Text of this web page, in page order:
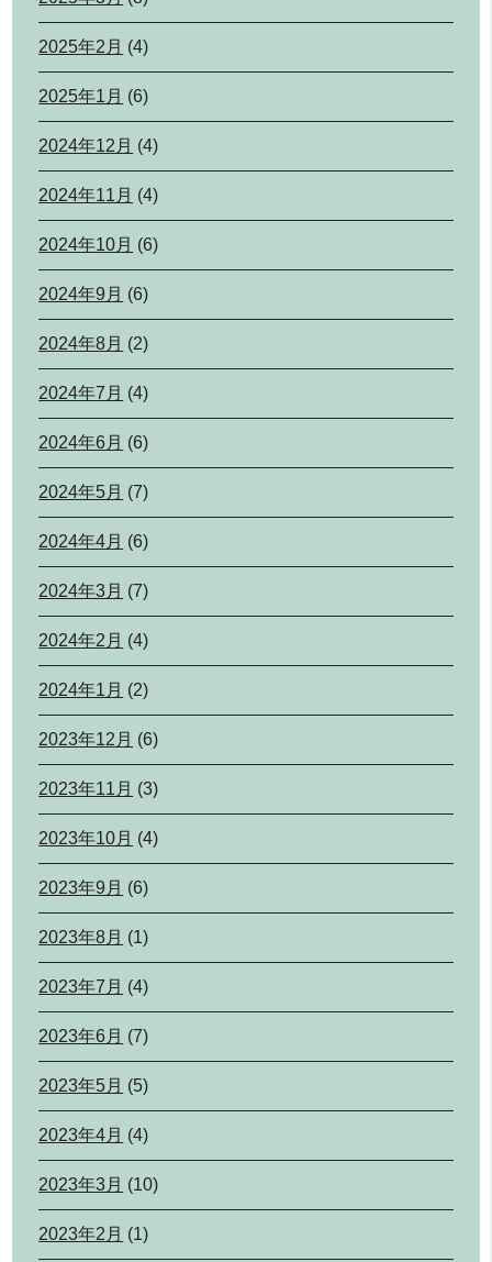
2025年2月 (4)
2025年1月 (6)
2024年12月 (4)
2024年11月 (4)
2024年10月 (6)
2024年9月 (6)
2024年8月 (2)
2024年7月 (4)
2024年6月 (6)
2024年5月 (7)
2024年4月 (6)
2024年3月 (7)
2024年2月 (4)
2024年1月 (2)
2023年12月 (6)
2023年11月 (3)
2023年10月 (4)
2023年9月 (6)
2023年8月 (1)
2023年7月 (4)
2023年6月 (7)
2023年5月 (5)
2023年4月 (4)
2023年3月 (10)
2023年2月 (1)